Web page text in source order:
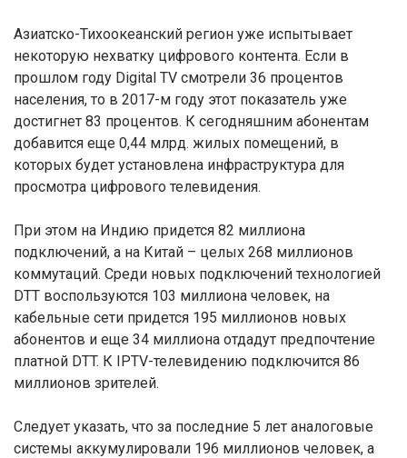
Азиатско-Тихоокеанский регион уже испытывает
некоторую нехватку цифрового контента. Если в
прошлом году Digital TV смотрели 36 процентов
населения, то в 2017-м году этот показатель уже
достигнет 83 процентов. К сегодняшним абонентам
добавится еще 0,44 млрд. жилых помещений, в
которых будет установлена инфраструктура для
просмотра цифрового телевидения.
При этом на Индию придется 82 миллиона
подключений, а на Китай – целых 268 миллионов
коммутаций. Среди новых подключений технологией
DTT воспользуются 103 миллиона человек, на
кабельные сети придется 195 миллионов новых
абонентов и еще 34 миллиона отдадут предпочтение
платной DTT. К IPTV-телевидению подключится 86
миллионов зрителей.
Следует указать, что за последние 5 лет аналоговые
системы аккумулировали 196 миллионов человек, а